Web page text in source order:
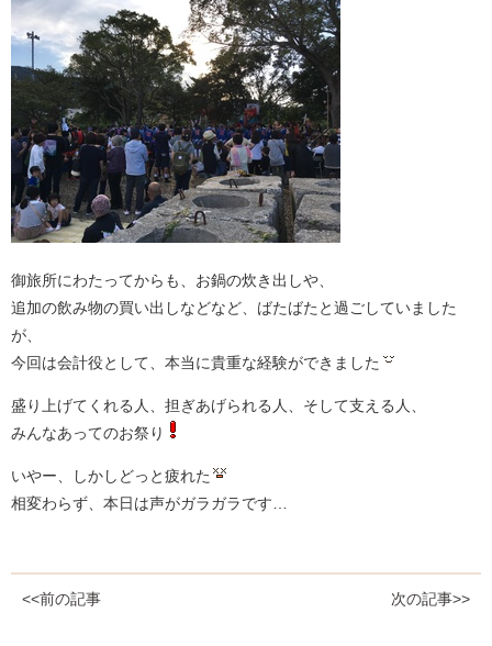
御旅所にわたってからも、お鍋の炊き出しや、
追加の飲み物の買い出しなどなど、ばたばたと過ごしていました
が、
今回は会計役として、本当に貴重な経験ができました
盛り上げてくれる人、担ぎあげられる人、そして支える人、
みんなあってのお祭り
いやー、しかしどっと疲れた
相変わらず、本日は声がガラガラです…
<<前の記事 次の記事>>